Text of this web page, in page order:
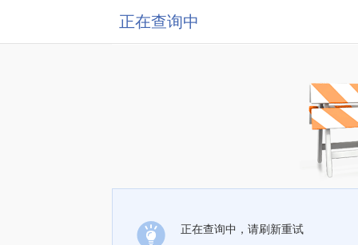
正在查询中
正在查询中，请刷新重试